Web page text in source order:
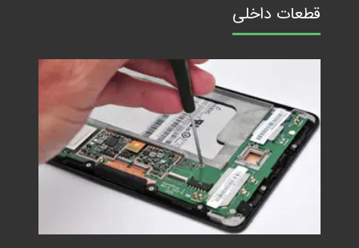
قطعات داخلی